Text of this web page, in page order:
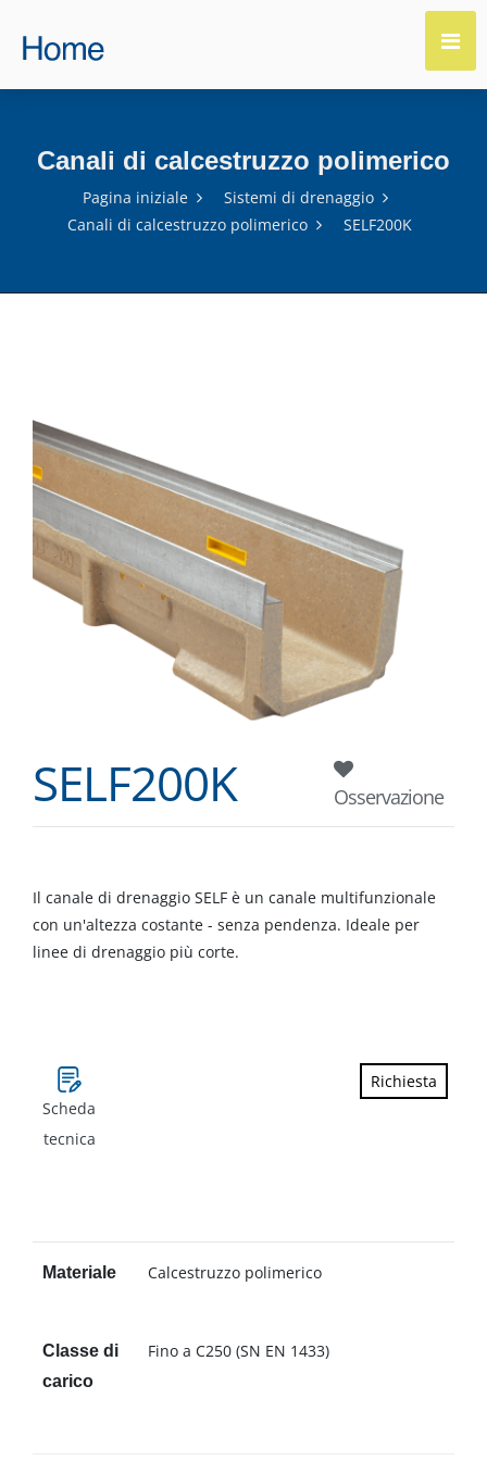
Canali di calcestruzzo polimerico
Pagina iniziale
Sistemi di drenaggio
Canali di calcestruzzo polimerico
SELF200K
SELF200K Osservazione
Il canale di drenaggio SELF è un canale multifunzionale
con un'altezza costante - senza pendenza. Ideale per
linee di drenaggio più corte.
Scheda
tecnica
Richiesta
Materiale Calcestruzzo polimerico
Classe di
carico
Fino a C250 (SN EN 1433)